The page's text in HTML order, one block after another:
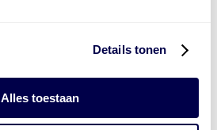
Details tonen
Alles toestaan